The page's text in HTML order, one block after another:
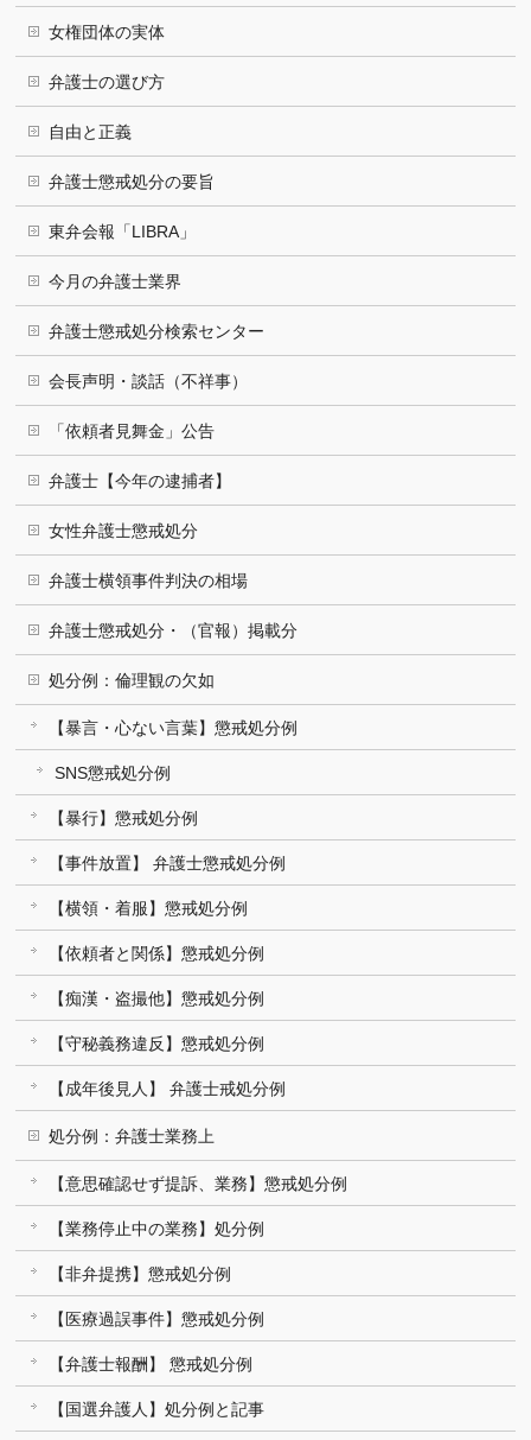
女権団体の実体
弁護士の選び方
自由と正義
弁護士懲戒処分の要旨
東弁会報「LIBRA」
今月の弁護士業界
弁護士懲戒処分検索センター
会長声明・談話（不祥事）
「依頼者見舞金」公告
弁護士【今年の逮捕者】
女性弁護士懲戒処分
弁護士横領事件判決の相場
弁護士懲戒処分・（官報）掲載分
処分例：倫理観の欠如
【暴言・心ない言葉】懲戒処分例
SNS懲戒処分例
【暴行】懲戒処分例
【事件放置】 弁護士懲戒処分例
【横領・着服】懲戒処分例
【依頼者と関係】懲戒処分例
【痴漢・盗撮他】懲戒処分例
【守秘義務違反】懲戒処分例
【成年後見人】 弁護士戒処分例
処分例：弁護士業務上
【意思確認せず提訴、業務】懲戒処分例
【業務停止中の業務】処分例
【非弁提携】懲戒処分例
【医療過誤事件】懲戒処分例
【弁護士報酬】 懲戒処分例
【国選弁護人】処分例と記事